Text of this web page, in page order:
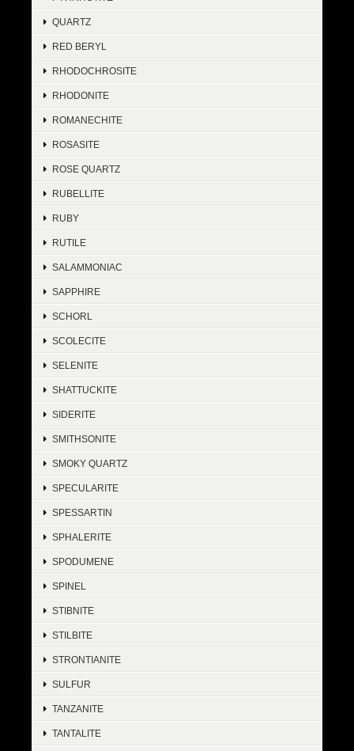
QUARTZ
RED BERYL
RHODOCHROSITE
RHODONITE
ROMANECHITE
ROSASITE
ROSE QUARTZ
RUBELLITE
RUBY
RUTILE
SALAMMONIAC
SAPPHIRE
SCHORL
SCOLECITE
SELENITE
SHATTUCKITE
SIDERITE
SMITHSONITE
SMOKY QUARTZ
SPECULARITE
SPESSARTIN
SPHALERITE
SPODUMENE
SPINEL
STIBNITE
STILBITE
STRONTIANITE
SULFUR
TANZANITE
TANTALITE